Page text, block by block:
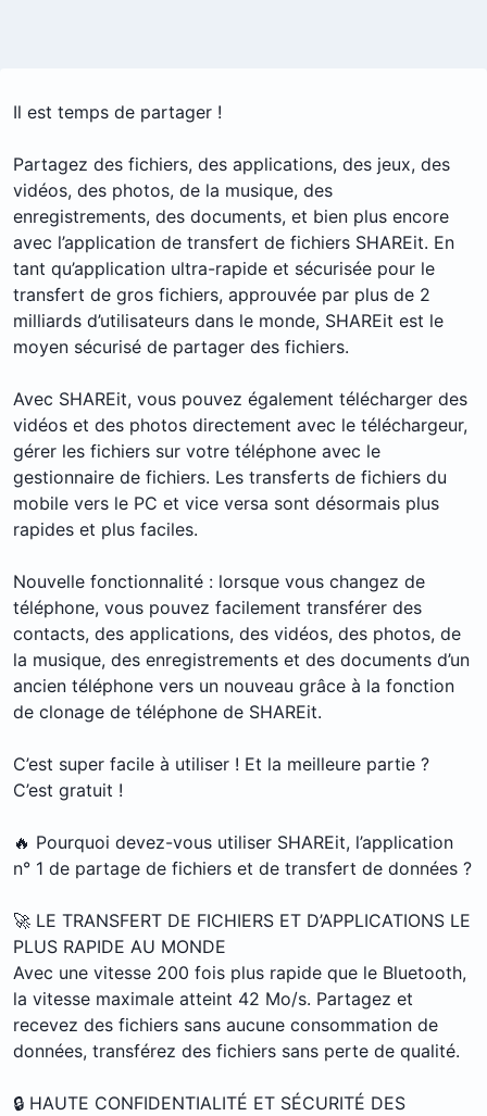
Il est temps de partager !
Partagez des fichiers, des applications, des jeux, des
vidéos, des photos, de la musique, des
enregistrements, des documents, et bien plus encore
avec l’application de transfert de fichiers SHAREit. En
tant qu’application ultra-rapide et sécurisée pour le
transfert de gros fichiers, approuvée par plus de 2
milliards d’utilisateurs dans le monde, SHAREit est le
moyen sécurisé de partager des fichiers.
Avec SHAREit, vous pouvez également télécharger des
vidéos et des photos directement avec le téléchargeur,
gérer les fichiers sur votre téléphone avec le
gestionnaire de fichiers. Les transferts de fichiers du
mobile vers le PC et vice versa sont désormais plus
rapides et plus faciles.
Nouvelle fonctionnalité : lorsque vous changez de
téléphone, vous pouvez facilement transférer des
contacts, des applications, des vidéos, des photos, de
la musique, des enregistrements et des documents d’un
ancien téléphone vers un nouveau grâce à la fonction
de clonage de téléphone de SHAREit.
C’est super facile à utiliser ! Et la meilleure partie ?
C’est gratuit !
🔥 Pourquoi devez-vous utiliser SHAREit, l’application
n° 1 de partage de fichiers et de transfert de données ?
🚀 LE TRANSFERT DE FICHIERS ET D’APPLICATIONS LE
PLUS RAPIDE AU MONDE
Avec une vitesse 200 fois plus rapide que le Bluetooth,
la vitesse maximale atteint 42 Mo/s. Partagez et
recevez des fichiers sans aucune consommation de
données, transférez des fichiers sans perte de qualité.
🔒 HAUTE CONFIDENTIALITÉ ET SÉCURITÉ DES